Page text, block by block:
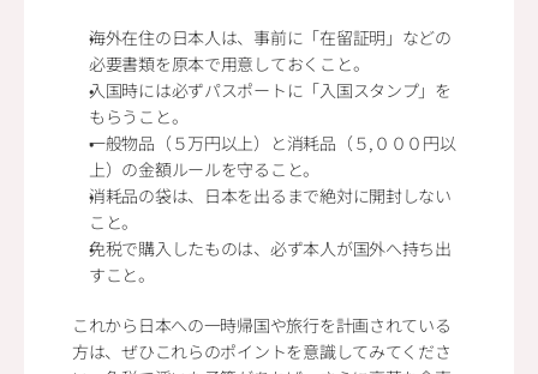
海外在住の日本人は、事前に「在留証明」などの
必要書類を原本で用意しておくこと。
入国時には必ずパスポートに「入国スタンプ」を
もらうこと。
一般物品（５万円以上）と消耗品（５,０００円以
上）の金額ルールを守ること。
消耗品の袋は、日本を出るまで絶対に開封しない
こと。
免税で購入したものは、必ず本人が国外へ持ち出
すこと。
これから日本への一時帰国や旅行を計画されている
方は、ぜひこれらのポイントを意識してみてくださ